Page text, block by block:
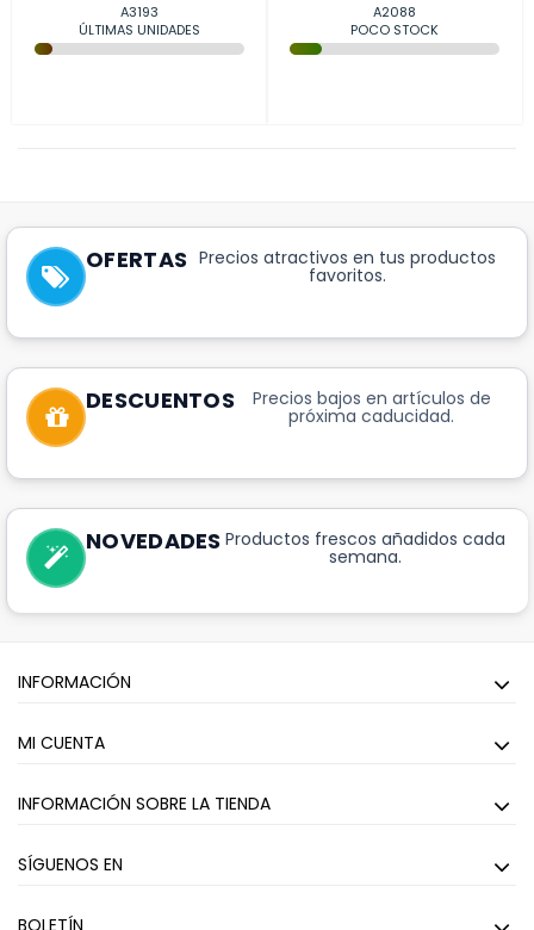
A3193
ÚLTIMAS UNIDADES
A2088
POCO STOCK
OFERTAS Precios atractivos en tus productos
favoritos.
DESCUENTOS Precios bajos en artículos de
próxima caducidad.
NOVEDADES Productos frescos añadidos cada
semana.
INFORMACIÓN
MI CUENTA
INFORMACIÓN SOBRE LA TIENDA
SÍGUENOS EN